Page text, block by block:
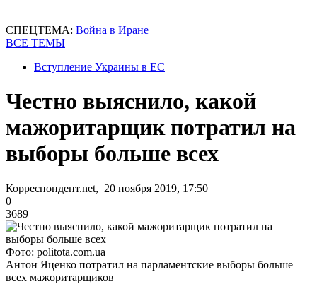
СПЕЦТЕМА: Война в Иране
ВСЕ ТЕМЫ
Вступление Украины в ЕС
Честно выяснило, какой
мажоритарщик потратил на
выборы больше всех
Корреспондент.net, 20 ноября 2019, 17:50
0
3689
Фото: politota.com.ua
Антон Яценко потратил на парламентские выборы больше
всех мажоритарщиков